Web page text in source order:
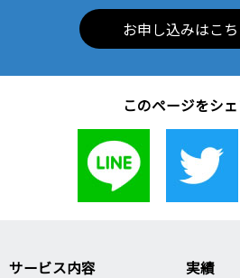
お申し込みはこ
このページをシ
サービス内容
実績